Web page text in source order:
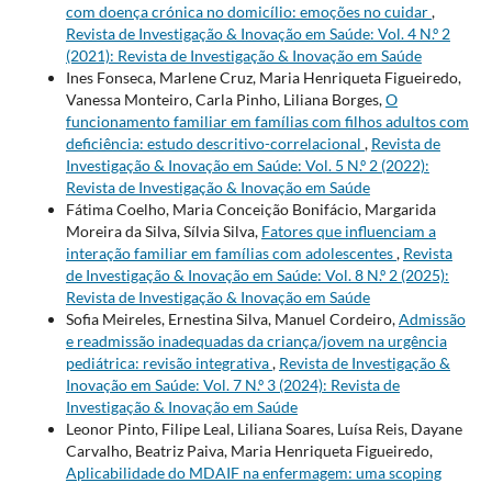
com doença crónica no domicílio: emoções no cuidar,
Revista de Investigação & Inovação em Saúde: Vol. 4 N.º 2
(2021): Revista de Investigação & Inovação em Saúde
Ines Fonseca, Marlene Cruz, Maria Henriqueta Figueiredo,
Vanessa Monteiro, Carla Pinho, Liliana Borges,O
funcionamento familiar em famílias com filhos adultos com
deficiência: estudo descritivo-correlacional , Revista de
Investigação & Inovação em Saúde: Vol. 5 N.º 2 (2022):
Revista de Investigação & Inovação em Saúde
Fátima Coelho, Maria Conceição Bonifácio, Margarida
Moreira da Silva, Sílvia Silva, Fatores que influenciam a
interação familiar em famílias com adolescentes, Revista
de Investigação & Inovação em Saúde: Vol. 8 N.º 2 (2025):
Revista de Investigação & Inovação em Saúde
Sofia Meireles, Ernestina Silva, Manuel Cordeiro,Admissão
e readmissão inadequadas da criança/jovem na urgência
pediátrica: revisão integrativa, Revista de Investigação &
Inovação em Saúde: Vol. 7 N.º 3 (2024): Revista de
Investigação & Inovação em Saúde
Leonor Pinto, Filipe Leal, Liliana Soares, Luísa Reis, Dayane
Carvalho, Beatriz Paiva, Maria Henriqueta Figueiredo,
Aplicabilidade do MDAIF na enfermagem: uma scoping